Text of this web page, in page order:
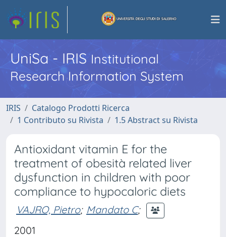
UniSa - IRISInstitutional
Research Information System
IRIS
Catalogo Prodotti Ricerca
1 Contributo su Rivista
1.5 Abstract su Rivista
Antioxidant vitamin E for the
treatment of obesità related liver
dysfunction in children with poor
compliance to hypocaloric diets
VAJRO, Pietro; Mandato C;
2001